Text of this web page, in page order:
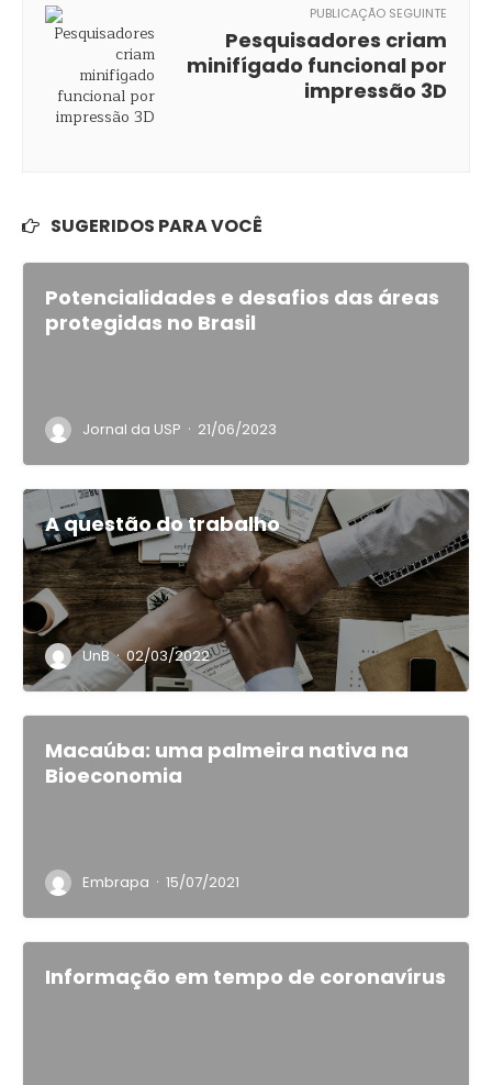
PUBLICAÇÃO SEGUINTE
Pesquisadores criam
minifígado funcional por
impressão 3D
SUGERIDOS PARA VOCÊ
Potencialidades e desafios das áreas
protegidas no Brasil
Jornal da USP · 21/06/2023
A questão do trabalho
UnB · 02/03/2022
Macaúba: uma palmeira nativa na
Bioeconomia
Embrapa · 15/07/2021
Informação em tempo de coronavírus